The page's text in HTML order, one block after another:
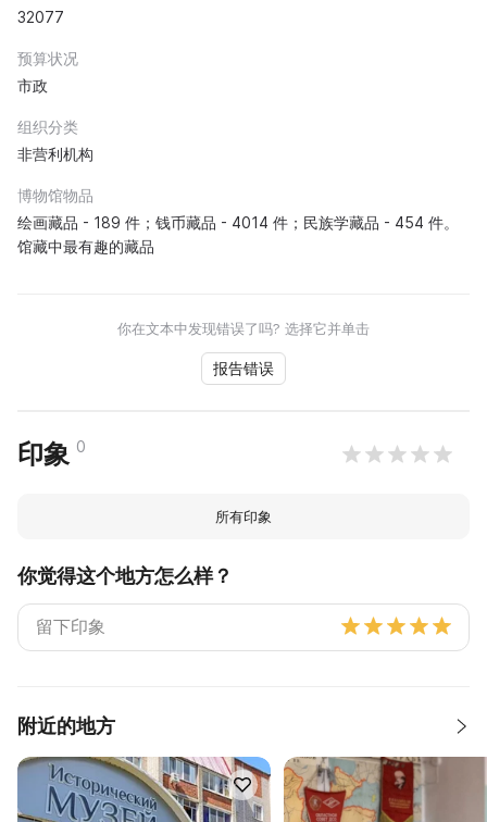
32077
预算状况
市政
组织分类
非营利机构
博物馆物品
绘画藏品 - 189 件；钱币藏品 - 4014 件；民族学藏品 - 454 件。
馆藏中最有趣的藏品
你在文本中发现错误了吗? 选择它并单击
报告错误
印象 0
所有印象
你觉得这个地方怎么样？
附近的地方